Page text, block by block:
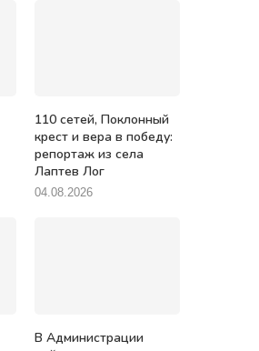
110 сетей, Поклонный
крест и вера в победу:
репортаж из села
Лаптев Лог
04.08.2026
В Администрации